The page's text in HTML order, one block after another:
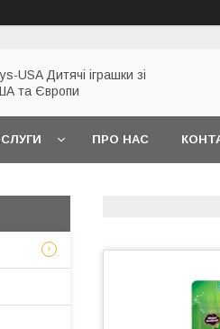
USA Дитячі іграшки зі
та Європи
ПРО НАС